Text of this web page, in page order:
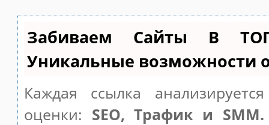
Забиваем Сайты В
Уникальные возможности
Каждая ссылка
оценки: SEO, Трафик и SMM.